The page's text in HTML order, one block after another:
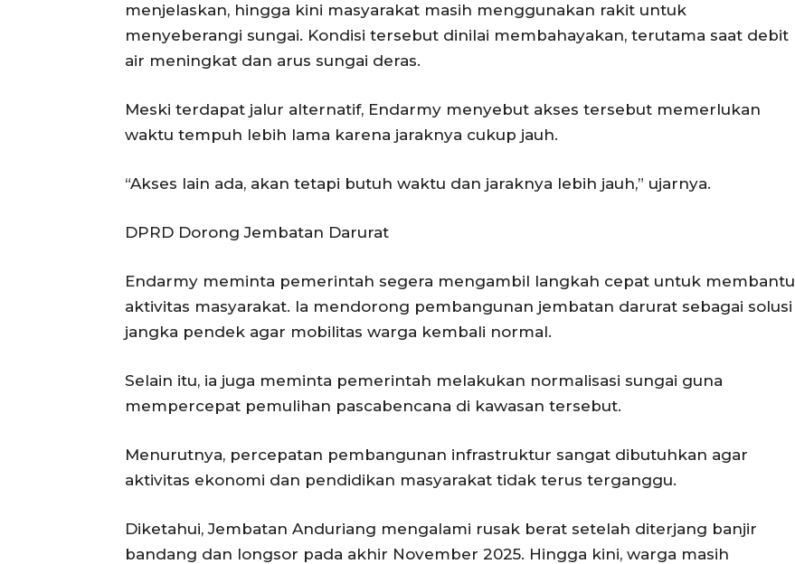
menjelaskan, hingga kini masyarakat masih menggunakan rakit untuk
menyeberangi sungai. Kondisi tersebut dinilai membahayakan, terutama saat debit
air meningkat dan arus sungai deras.
Meski terdapat jalur alternatif, Endarmy menyebut akses tersebut memerlukan
waktu tempuh lebih lama karena jaraknya cukup jauh.
“Akses lain ada, akan tetapi butuh waktu dan jaraknya lebih jauh,” ujarnya.
DPRD Dorong Jembatan Darurat
Endarmy meminta pemerintah segera mengambil langkah cepat untuk membantu
aktivitas masyarakat. Ia mendorong pembangunan jembatan darurat sebagai solusi
jangka pendek agar mobilitas warga kembali normal.
Selain itu, ia juga meminta pemerintah melakukan normalisasi sungai guna
mempercepat pemulihan pascabencana di kawasan tersebut.
Menurutnya, percepatan pembangunan infrastruktur sangat dibutuhkan agar
aktivitas ekonomi dan pendidikan masyarakat tidak terus terganggu.
Diketahui, Jembatan Anduriang mengalami rusak berat setelah diterjang banjir
bandang dan longsor pada akhir November 2025. Hingga kini, warga masih